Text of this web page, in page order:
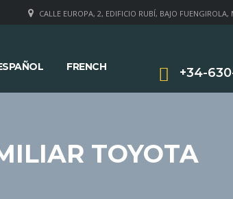
CALLE EUROPA, 2, EDIFICIO RUBÍ, BAJO FUENGIROLA,
+34-
FRENCH
TOYOTA